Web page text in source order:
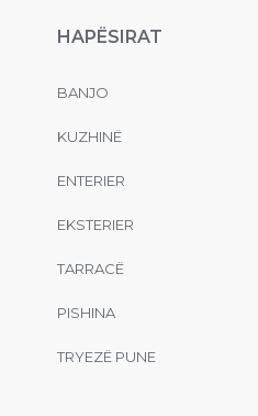
HAPËSIRAT
BANJO
KUZHINË
ENTERIER
EKSTERIER
TARRACË
PISHINA
TRYEZË PUNE